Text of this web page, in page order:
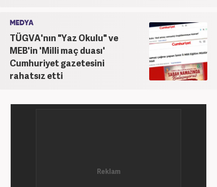
MEDYA
TÜGVA'nın "Yaz Okulu" ve
MEB'in 'Milli maç duası'
Cumhuriyet gazetesini
rahatsız etti